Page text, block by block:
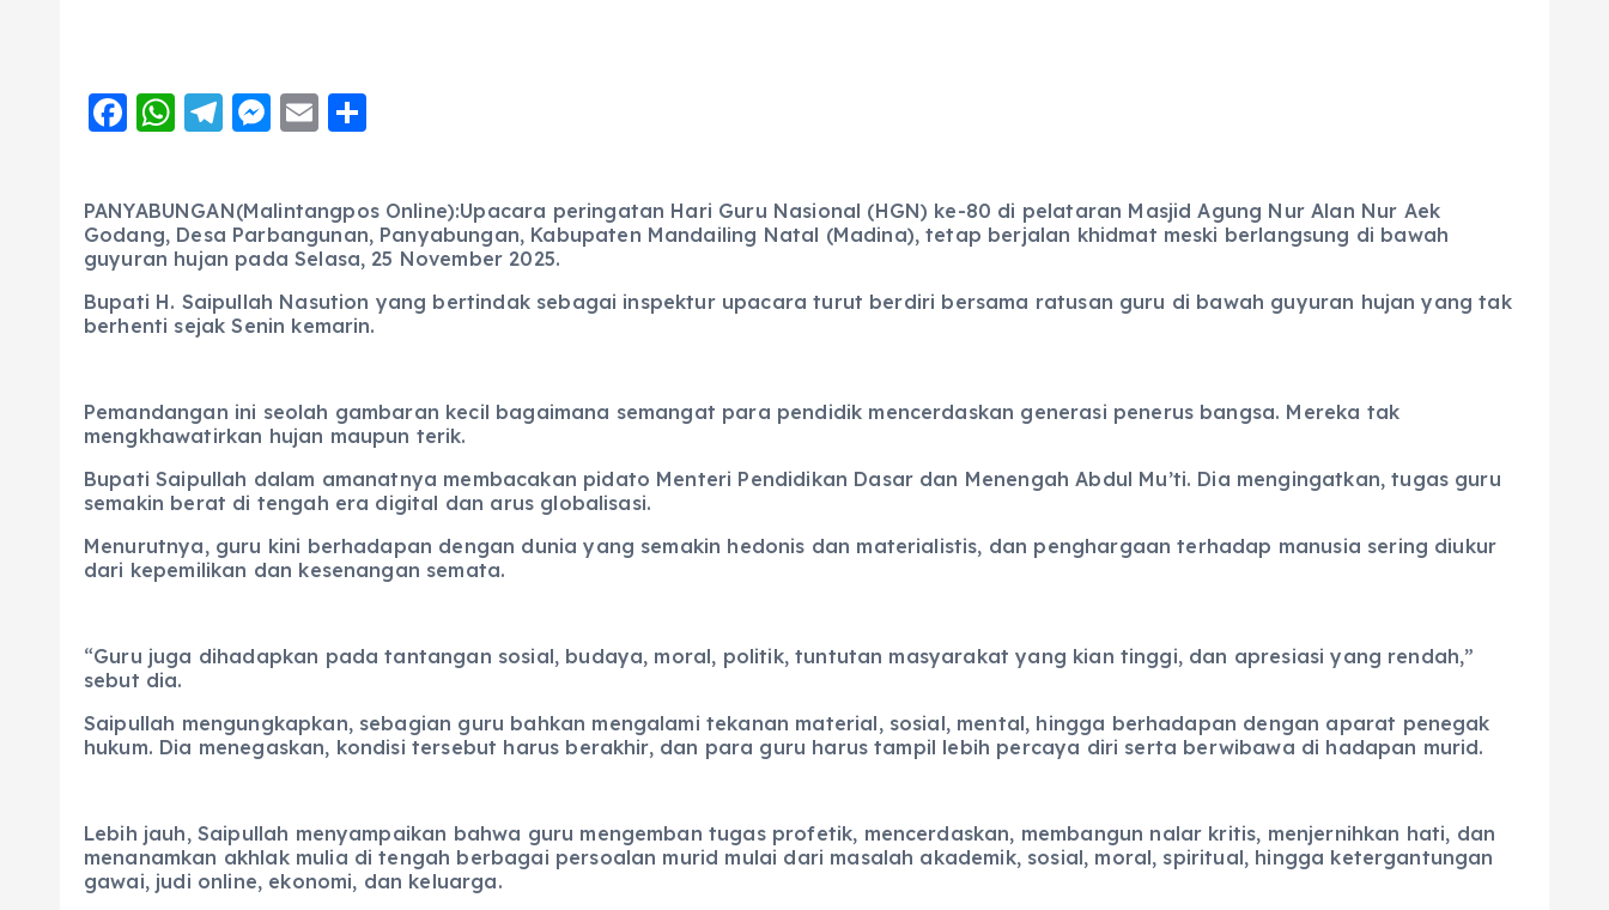
F
e
b
o
o
W
ts
A
p
p
T
g
r
a
m
M
e
n
g
er
E
l
re
PANYABUNGAN(Malintangpos Online):Upacara peringatan Hari Guru Nasional (HGN) ke-80 di pelataran Masjid Agung Nur Alan Nur Aek
Godang, Desa Parbangunan, Panyabungan, Kabupaten Mandailing Natal (Madina), tetap berjalan khidmat meski berlangsung di bawah
guyuran hujan pada Selasa, 25 November 2025.
Bupati H. Saipullah Nasution yang bertindak sebagai inspektur upacara turut berdiri bersama ratusan guru di bawah guyuran hujan yang tak
berhenti sejak Senin kemarin.
Pemandangan ini seolah gambaran kecil bagaimana semangat para pendidik mencerdaskan generasi penerus bangsa. Mereka tak
mengkhawatirkan hujan maupun terik.
Bupati Saipullah dalam amanatnya membacakan pidato Menteri Pendidikan Dasar dan Menengah Abdul Mu’ti. Dia mengingatkan, tugas guru
semakin berat di tengah era digital dan arus globalisasi.
Menurutnya, guru kini berhadapan dengan dunia yang semakin hedonis dan materialistis, dan penghargaan terhadap manusia sering diukur
dari kepemilikan dan kesenangan semata.
“Guru juga dihadapkan pada tantangan sosial, budaya, moral, politik, tuntutan masyarakat yang kian tinggi, dan apresiasi yang rendah,”
sebut dia.
Saipullah mengungkapkan, sebagian guru bahkan mengalami tekanan material, sosial, mental, hingga berhadapan dengan aparat penegak
hukum. Dia menegaskan, kondisi tersebut harus berakhir, dan para guru harus tampil lebih percaya diri serta berwibawa di hadapan murid.
Lebih jauh, Saipullah menyampaikan bahwa guru mengemban tugas profetik, mencerdaskan, membangun nalar kritis, menjernihkan hati, dan
menanamkan akhlak mulia di tengah berbagai persoalan murid mulai dari masalah akademik, sosial, moral, spiritual, hingga ketergantungan
gawai, judi online, ekonomi, dan keluarga.